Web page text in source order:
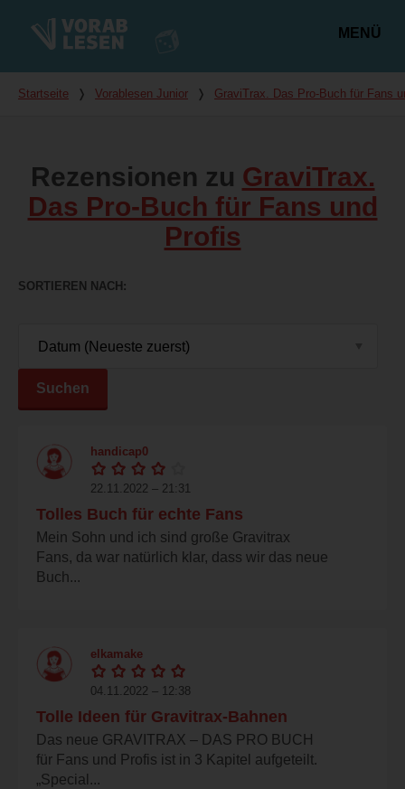
MENÜ
Du bist hier
Startseite ❭ Vorablesen Junior ❭ GraviTrax. Das Pro-Buch für Fans
Rezensionen zu GraviTrax.
Das Pro-Buch für Fans und
Profis
SORTIEREN NACH
Suchen
handicap0
22.11.2022 – 21:31
Tolles Buch für echte Fans
Mein Sohn und ich sind große Gravitrax
Fans, da war natürlich klar, dass wir das neue
Buch...
elkamake
04.11.2022 – 12:38
Tolle Ideen für Gravitrax-Bahnen
Das neue GRAVITRAX – DAS PRO BUCH
für Fans und Profis ist in 3 Kapitel aufgeteilt.
„Special...